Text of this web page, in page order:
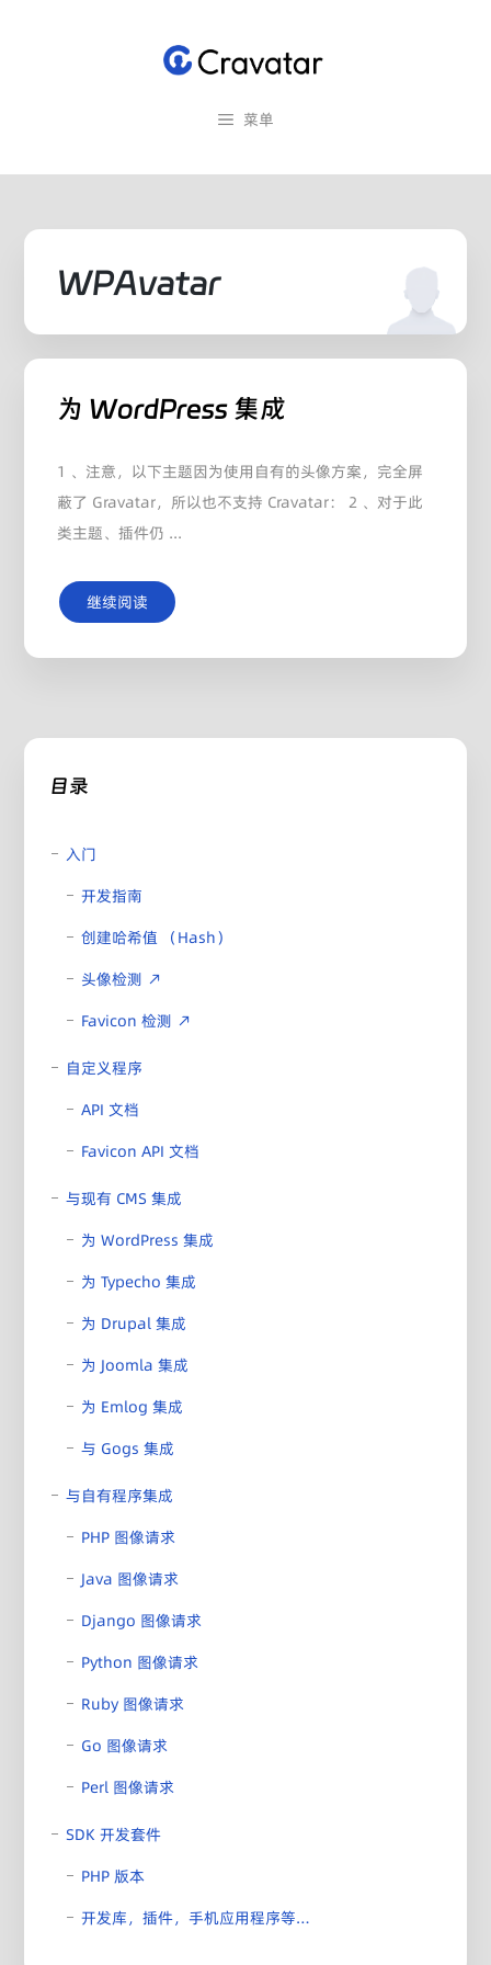
菜单
WPAvatar
为 WordPress 集成
1 、注意，以下主题因为使用自有的头像方案，完全屏
蔽了 Gravatar，所以也不支持 Cravatar： 2 、对于此
类主题、插件仍 ...
继续阅读
目录
入门
开发指南
创建哈希值 （Hash）
头像检测 ↗
Favicon 检测 ↗
自定义程序
API 文档
Favicon API 文档
与现有 CMS 集成
为 WordPress 集成
为 Typecho 集成
为 Drupal 集成
为 Joomla 集成
为 Emlog 集成
与 Gogs 集成
与自有程序集成
PHP 图像请求
Java 图像请求
Django 图像请求
Python 图像请求
Ruby 图像请求
Go 图像请求
Perl 图像请求
SDK 开发套件
PHP 版本
开发库，插件，手机应用程序等…